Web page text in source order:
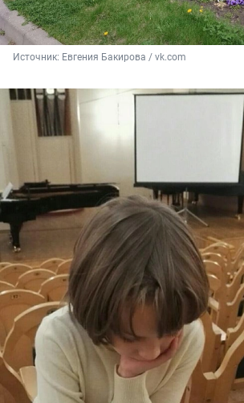
Источник: Евгения Бакирова / vk.com